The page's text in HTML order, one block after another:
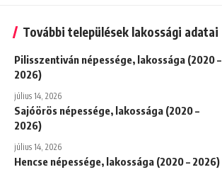
További települések lakossági adatai
Pilisszentiván népessége, lakossága (2020 –
2026)
július 14, 2026
Sajóörös népessége, lakossága (2020 –
2026)
július 14, 2026
Hencse népessége, lakossága (2020 – 2026)